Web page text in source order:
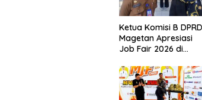
Ketua Komisi B DPRD
Magetan Apresiasi
Job Fair 2026 di
Anggaran